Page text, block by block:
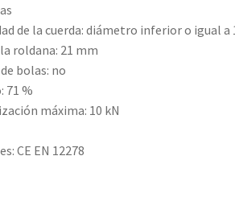
de la cuerda: diámetro inferior o igual a
roldana: 21 mm
bolas: no
71 %
máxima: 10 kN
CE EN 12278